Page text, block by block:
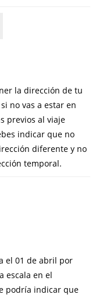
la dirección de tu
no vas a estar en
previos al viaje
indicar que no
diferente y no
temporal.
el 01 de abril por
escala en el
podría indicar que